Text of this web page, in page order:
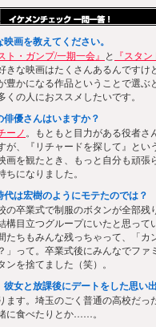
画を教えてください。
ト・ガンプ/一期一会』 と 『スタ
きな映画はたくさんあるんですけ
豊かになる作品ということで選ぶ
くの人におススメしたいです。
俳優さんはいますか？
ーノ 。もともと目力がある役者さ
が、『リチャードを探して』とい
画を観たとき、もっと自分も頑張
ちになりました。
代は宏樹のようにモテたのでは？
の卒業式で制服のボタンが全部残
構目立つグループにいたと思って
たちもみんな残っちゃって、「カ
」って。卒業式後にみんなでファ
ンを捨てました（笑）。
彼女と放課後にデートをした思い
ます。埼玉のごく普通の高校だ
に食べたりとか……。